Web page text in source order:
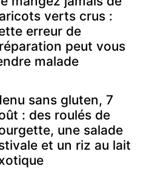
verts crus :
erreur de
peut vous
malade
sans gluten, 7
: des roulés de
une salade
et un riz au lait